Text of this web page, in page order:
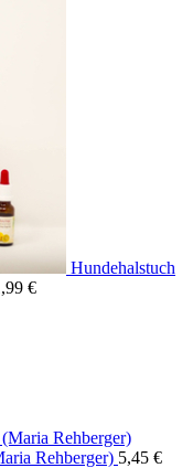
Hundehalstuch
€
Rehberger) 5,45 €